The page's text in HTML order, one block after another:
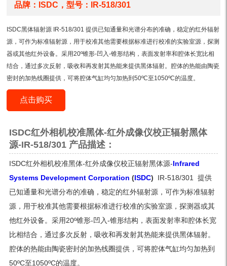
品牌：ISDC，型号：IR-518/301
ISDC黑体辐射源 IR-518/301 提供已知通量和光谱分布的准确，稳定的红外辐射
源，可作为标准辐射源，用于校准其他需要根据标准进行校准的实验室源，探测
器或其他红外设备。采用20º锥形-凹入-锥形结构，表面发射率和腔体长宽比相
结合，通过多次反射，吸收和再发射其热能来提供黑体辐射。腔体的热能由陶瓷
密封的加热线圈提供，可将腔体气缸均匀加热到50ºC至1050ºC的温度。
点击购买
ISDC红外相机校准黑体-红外成像仪校正辐射黑体
源-IR-518/301 产品描述：
ISDC红外相机校准黑体-红外成像仪校正辐射黑体源-Infrared
Systems Development Corporation (ISDC) IR-518/301 提供
已知通量和光谱分布的准确，稳定的红外辐射源，可作为标准辐射
源，用于校准其他需要根据标准进行校准的实验室源，探测器或其
他红外设备。采用20º锥形-凹入-锥形结构，表面发射率和腔体长宽
比相结合，通过多次反射，吸收和再发射其热能来提供黑体辐射。
腔体的热能由陶瓷密封的加热线圈提供，可将腔体气缸均匀加热到
50ºC至1050ºC的温度。